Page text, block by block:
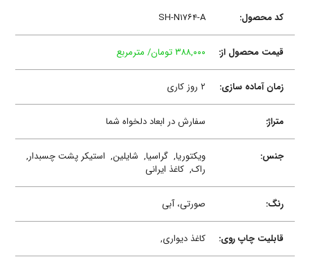
کد محصول: SH-N۱۷۶۴-A
قیمت محصول از: ۳۸۸,۰۰۰ تومان/ مترمربع
زمان آماده سازی: ۲ روز کاری
متراژ: سفارش در ابعاد دلخواه شما
جنس: ویکتوریا,گراسیا, شایلین, استیکر پشت چسبدار,
راک,کاغذ ایرانی
رنگ: صورتی، آبی
قابلیت چاپ روی: کاغذ دیواری,